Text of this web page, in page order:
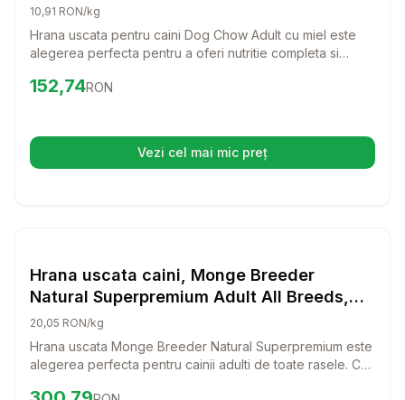
10,91 RON/kg
Hrana uscata pentru caini Dog Chow Adult cu miel este
alegerea perfecta pentru a oferi nutritie completa si
orez, aceasta hrana este formulata pentru a sustine un stil
Preț:152.74
152,74RON
Vezi cel mai mic preț(se deschide într-o filă nouă)
Hrana Uscata Caini
Hrana uscata caini, Monge Breeder
Natural Superpremium Adult All Breeds,
Miel & Orez, 15 kg
20,05 RON/kg
Hrana uscata Monge Breeder Natural Superpremium este
alegerea perfecta pentru cainii adulti de toate rasele. Cu
Preț: 300.79 RON